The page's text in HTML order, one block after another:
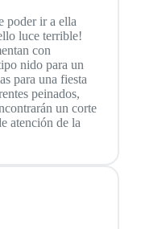
poder ir a ella
luce terrible!
con
nido para un
para una fiesta
peinados,
un corte
atención de la